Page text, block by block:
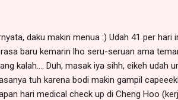
daku makin menua :) Udah 41 per
baru kemarin lho seru-seruan ama
kalah.... Duh, masak iya sihh, eikeh udah
tuh karena bodi makin gampil
hari medical check up di Cheng Hoo